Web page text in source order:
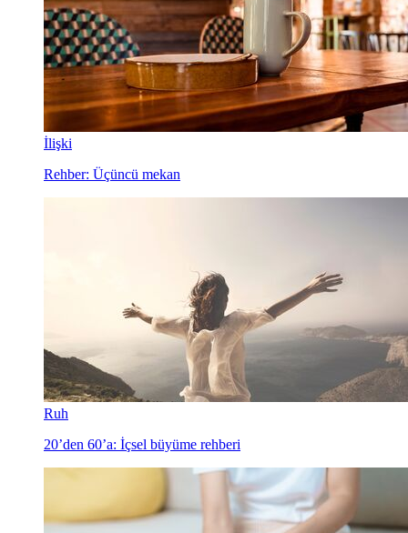
İlişki
Rehber: Üçüncü mekan
Ruh
20’den 60’a: İçsel büyüme rehberi